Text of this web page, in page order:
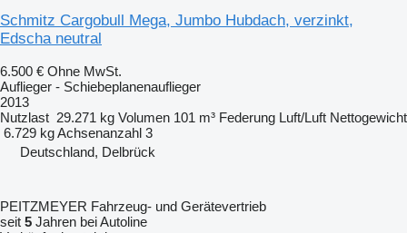
Schmitz Cargobull Mega, Jumbo Hubdach, verzinkt,
Edscha neutral
6.500 € Ohne MwSt.
Auflieger - Schiebeplanenauflieger
2013
Nutzlast 29.271 kg Volumen 101 m³ Federung Luft/Luft Nettogewicht
6.729 kgAchsenanzahl 3
Deutschland, Delbrück
PEITZMEYER Fahrzeug- und Gerätevertrieb
seit 5 Jahren bei Autoline